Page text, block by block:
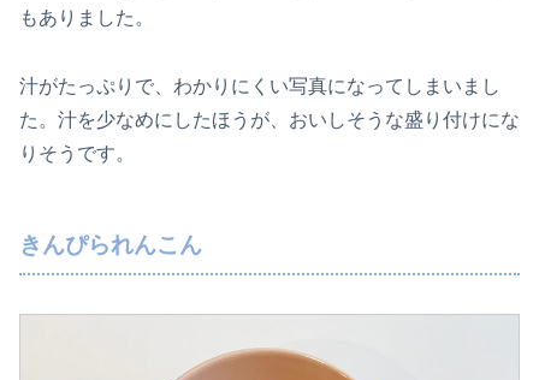
もありました。
汁がたっぷりで、わかりにくい写真になってしまいまし
た。汁を少なめにしたほうが、おいしそうな盛り付けにな
りそうです。
きんぴられんこん